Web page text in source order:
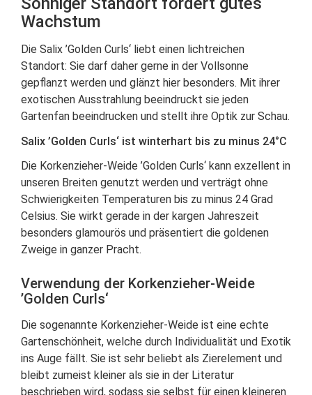
Wachstum
Die Salix ’Golden Curls‘ liebt einen lichtreichen
Standort: Sie darf daher gerne in der Vollsonne
gepflanzt werden und glänzt hier besonders. Mit ihrer
exotischen Ausstrahlung beeindruckt sie jeden
Gartenfan beeindrucken und stellt ihre Optik zur Schau.
Salix ’Golden Curls‘ ist winterhart bis zu minus 24°C
Die Korkenzieher-Weide ’Golden Curls‘ kann exzellent in
unseren Breiten genutzt werden und verträgt ohne
Schwierigkeiten Temperaturen bis zu minus 24 Grad
Celsius. Sie wirkt gerade in der kargen Jahreszeit
besonders glamourös und präsentiert die goldenen
Zweige in ganzer Pracht.
Verwendung der Korkenzieher-Weide
’Golden Curls‘
Die sogenannte Korkenzieher-Weide ist eine echte
Gartenschönheit, welche durch Individualität und Exotik
ins Auge fällt. Sie ist sehr beliebt als Zierelement und
bleibt zumeist kleiner als sie in der Literatur
beschrieben wird, sodass sie selbst für einen kleineren